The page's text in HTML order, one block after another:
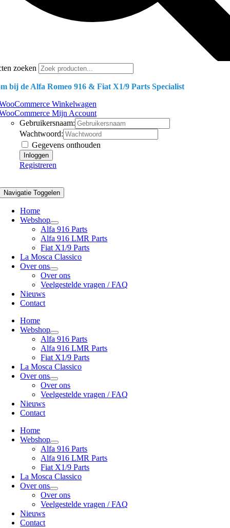
zoeken
bij de Alfa Romeo 916 & Fiat X1/9 Parts Specialist
Winkelwagen
Mijn Account
Gebruikersnaam:
Wachtwoord:
Gegevens onthouden
Registreren
Navigatie Toggelen
Home
Webshop
Alfa 916 Parts
Alfa 916 LMR Parts
Fiat X1/9 Parts
La Mosca Classico
Over ons
Over ons
Veelgestelde vragen / FAQ
Nieuws
Contact
Home
Webshop
Alfa 916 Parts
Alfa 916 LMR Parts
Fiat X1/9 Parts
La Mosca Classico
Over ons
Over ons
Veelgestelde vragen / FAQ
Nieuws
Contact
Home
Webshop
Alfa 916 Parts
Alfa 916 LMR Parts
Fiat X1/9 Parts
La Mosca Classico
Over ons
Over ons
Veelgestelde vragen / FAQ
Nieuws
Contact